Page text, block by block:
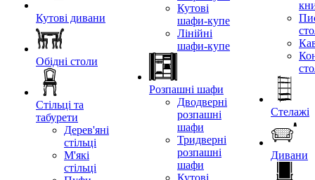
Кутові дивани
Обідні столи
Стільці та
табурети
Дерев'яні
стільці
М'які
стільці
Кутові
шафи-купе
Лінійні
шафи-купе
Розпашні шафи
Дводверні
розпашні
шафи
Тридверні
розпашні
шафи
Кутові
Стелажі
Дивани